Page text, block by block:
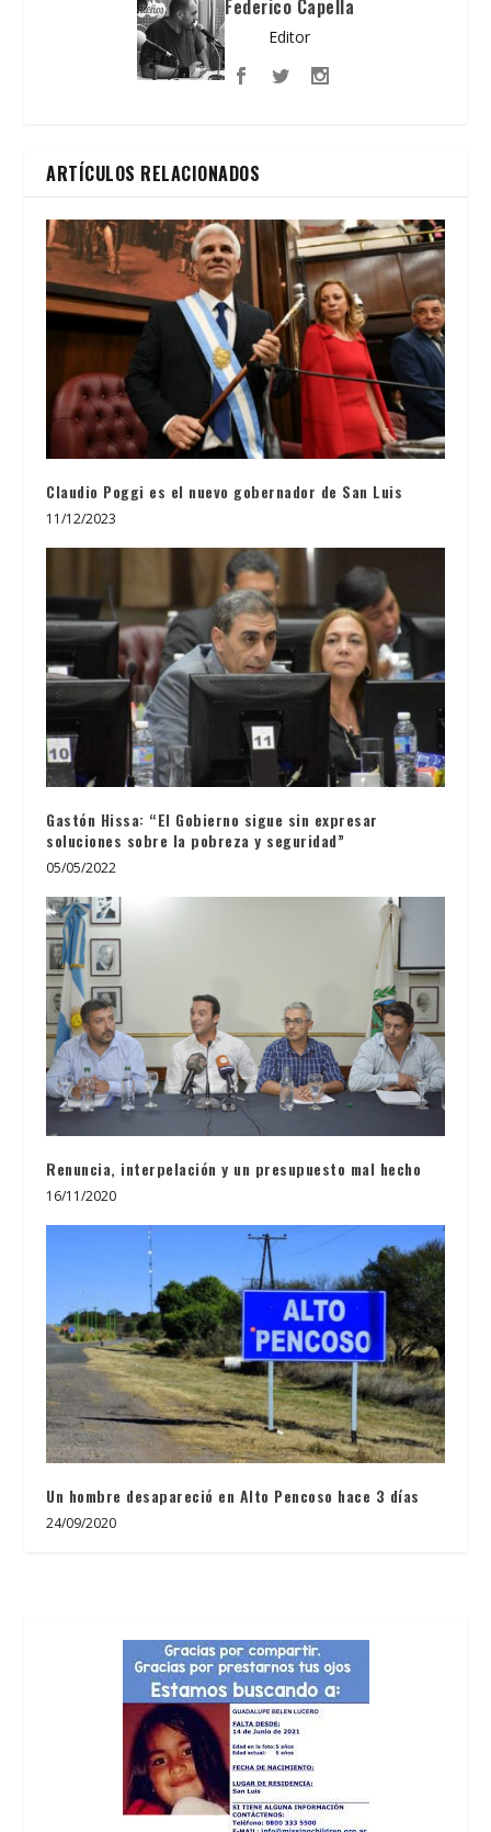
Federico Capella
Editor
ARTÍCULOS RELACIONADOS
Claudio Poggi es el nuevo gobernador de San Luis
11/12/2023
Gastón Hissa: “El Gobierno sigue sin expresar
soluciones sobre la pobreza y seguridad”
05/05/2022
Renuncia, interpelación y un presupuesto mal hecho
16/11/2020
Un hombre desapareció en Alto Pencoso hace 3 días
24/09/2020